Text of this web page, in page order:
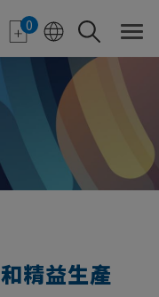
0
精益生產